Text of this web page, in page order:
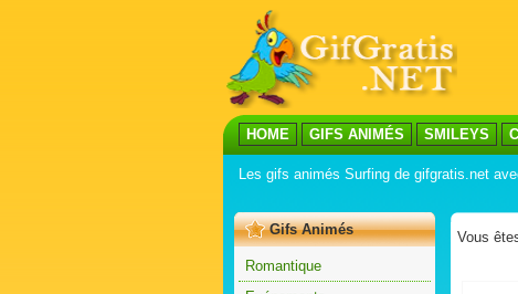
HOME GIFS ANIMÉS SMILEYS
Les gifs animés Surfing de gifgratis.net
Gifs Animés
Romantique
Vous